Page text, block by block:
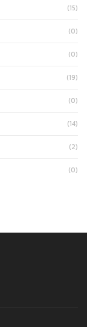
(15)
(0)
(0)
(19)
(0)
(14)
(2)
(0)